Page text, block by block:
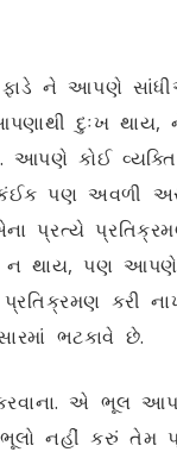
ને આપણે
દુઃખ
કોઈ વ્યક્તિ
અવળી અસર
પ્રત્યે
પણ આપણે
કરી
ભટકાવે છે.
કરવાના. એ
ભૂલો નહીં કરું